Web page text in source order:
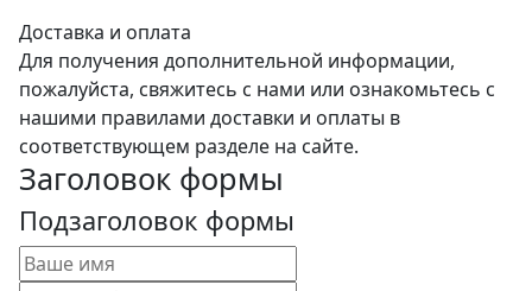
Доставка и оплата
Для получения дополнительной информации,
пожалуйста, свяжитесь с нами или ознакомьтесь с
нашими правилами доставки и оплаты в
соответствующем разделе на сайте.
Заголовок формы
Подзаголовок формы